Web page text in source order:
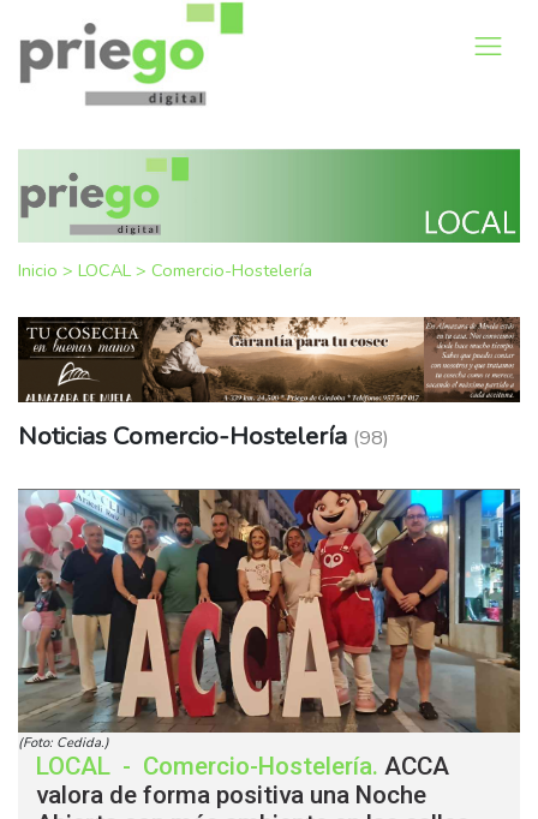
Inicio > LOCAL > Comercio-Hostelería
Noticias Comercio-Hostelería (98)
(Foto: Cedida.)
LOCAL - Comercio-Hostelería. ACCA
valora de forma positiva una Noche